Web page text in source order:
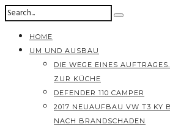
HOME
UM UND AUSBAU
DIE WEGE EINES
ZUR KÜCHE
DEFENDER 110 CAMPER
2017 NEUAUFBAU VW T3 KY
NACH BRANDSCHADEN